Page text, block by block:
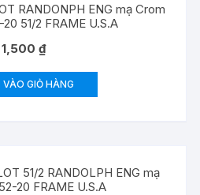
RANDONPH ENG mạ Crom
51/2 FRAME U.S.A
1,500 ₫
VÀO GIỎ HÀNG
51/2 RANDOLPH ENG mạ
20 FRAME U.S.A